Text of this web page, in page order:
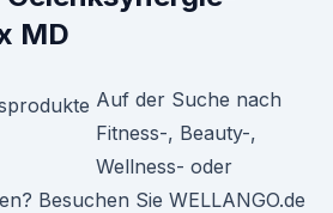
MD
Auf der Suche nach
Fitness-, Beauty-,
Wellness- oder
Besuchen Sie WELLANGO.de